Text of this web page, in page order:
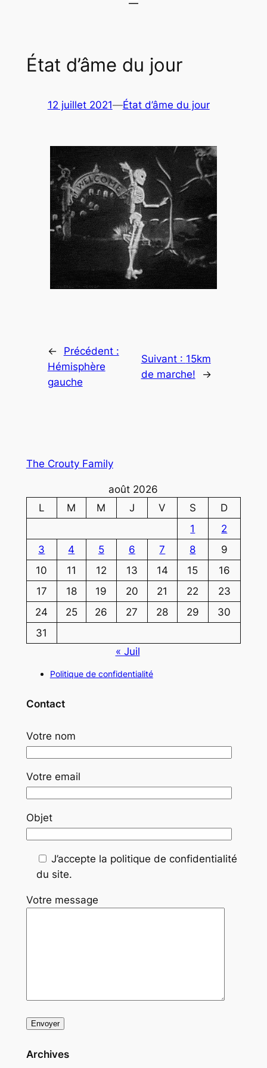
État d’âme du jour
12 juillet 2021—État d’âme du jour
←
Précédent :
Hémisphère
gauche
Suivant : 15km
de marche!
→
The Crouty Family
août 2026
L
M M J V S
D
1
2
3
4 5 6 7 8
9
10
11 12 13 14 15
16
17
18 19 20 21 22
23
24
25 26 27 28 29
30
31
« Juil
Politique de confidentialité
Contact
Votre nom
Votre email
Objet
J’accepte la politique de confidentialité
du site.
Votre message
Archives